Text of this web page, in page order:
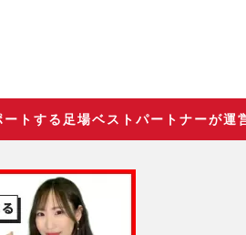
トする足場ベストパートナーが運